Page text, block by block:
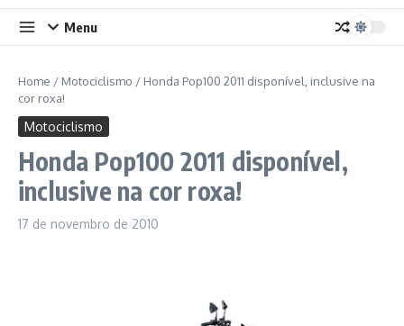
Menu
Home / Motociclismo / Honda Pop100 2011 disponível, inclusive na
cor roxa!
Motociclismo
Honda Pop100 2011 disponível,
inclusive na cor roxa!
17 de novembro de 2010